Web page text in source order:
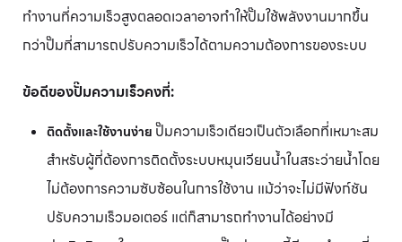
ทำงานที่ความเร็วสูงตลอดเวลาอาจทำให้ปั๊มใช้พลังงานมากขึ้น
กว่าปั๊มที่สามารถปรับความเร็วได้ตามความต้องการของระบบ
ข้อดีของปั๊มความเร็วคงที่:
ติดตั้งและใช้งานง่ายปั๊มความเร็วเดียวเป็นตัวเลือกที่เหมาะสม
สำหรับผู้ที่ต้องการติดตั้งระบบหมุนเวียนน้ำในสระว่ายน้ำโดย
ไม่ต้องการความซับซ้อนในการใช้งาน แม้ว่าจะไม่มีฟังก์ชัน
ปรับความเร็วมอเตอร์ แต่ก็สามารถทำงานได้อย่างมี